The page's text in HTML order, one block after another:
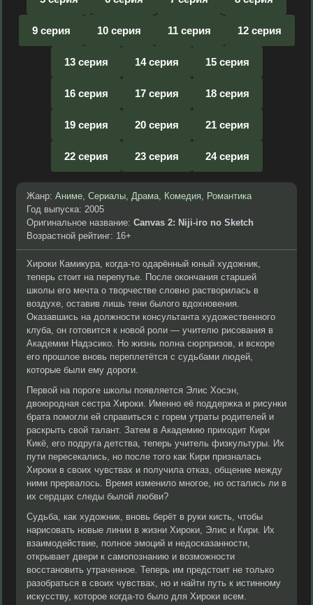
9 серия 10 серия 11 серия 12 серия
13 серия 14 серия 15 серия
16 серия 17 серия 18 серия
19 серия 20 серия 21 серия
22 серия 23 серия 24 серия
Жанр: Аниме, Сериалы, Драма, Комедия, Романтика
Год выпуска: 2005
Оригинальное название: Canvas 2: Niji-iro no Sketch
Возрастной рейтинг: 16+
Хироки Камикура, когда-то одарённый юный художник,
теперь стоит на перепутье. После окончания старшей
школы его мечта о творчестве словно растворилась в
воздухе, оставив лишь тени былого вдохновения.
Оказавшись на должности консультанта художественного
клуба, он готовится к новой роли — учителю рисования в
Академии Надэсико. Но жизнь полна сюрпризов, и вскоре
его прошлое вновь переплетётся с судьбами людей,
которые были ему дороги.
Первой на пороге школы появляется Элис Хосэн,
двоюродная сестра Хироки. Именно её поддержка и рисунки
брата помогли ей справиться с горем утраты родителей и
раскрыть свой талант. Затем в Академию приходит Кири
Кикё, его подруга детства, теперь учитель физкультуры. Их
пути пересекались, но после того как Кири призналась
Хироки в своих чувствах и получила отказ, общение между
ними прервалось. Время изменило многое, но остались ли в
их сердцах следы былой любви?
Судьба, как художник, вновь берёт в руки кисть, чтобы
нарисовать новые линии в жизни Хироки, Элис и Кири. Их
взаимодействие, полное эмоций и недосказанности,
открывает двери к самопознанию и возможности
восстановить утраченное. Теперь им предстоит не только
разобраться в своих чувствах, но и найти путь к истинному
искусству, которое когда-то было для Хироки всем.